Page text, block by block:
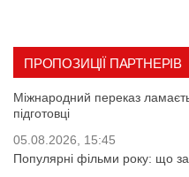
ПРОПОЗИЦІЇ ПАРТНЕРІВ
Міжнародний переказ
підготовці
05.08.2026, 15:45
Популярні фільми року: що